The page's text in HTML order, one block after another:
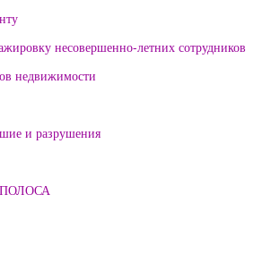
несовершенно-летних сотрудников
недвижимости
и разрушения